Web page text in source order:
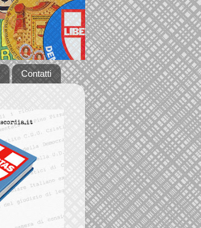
Contatti